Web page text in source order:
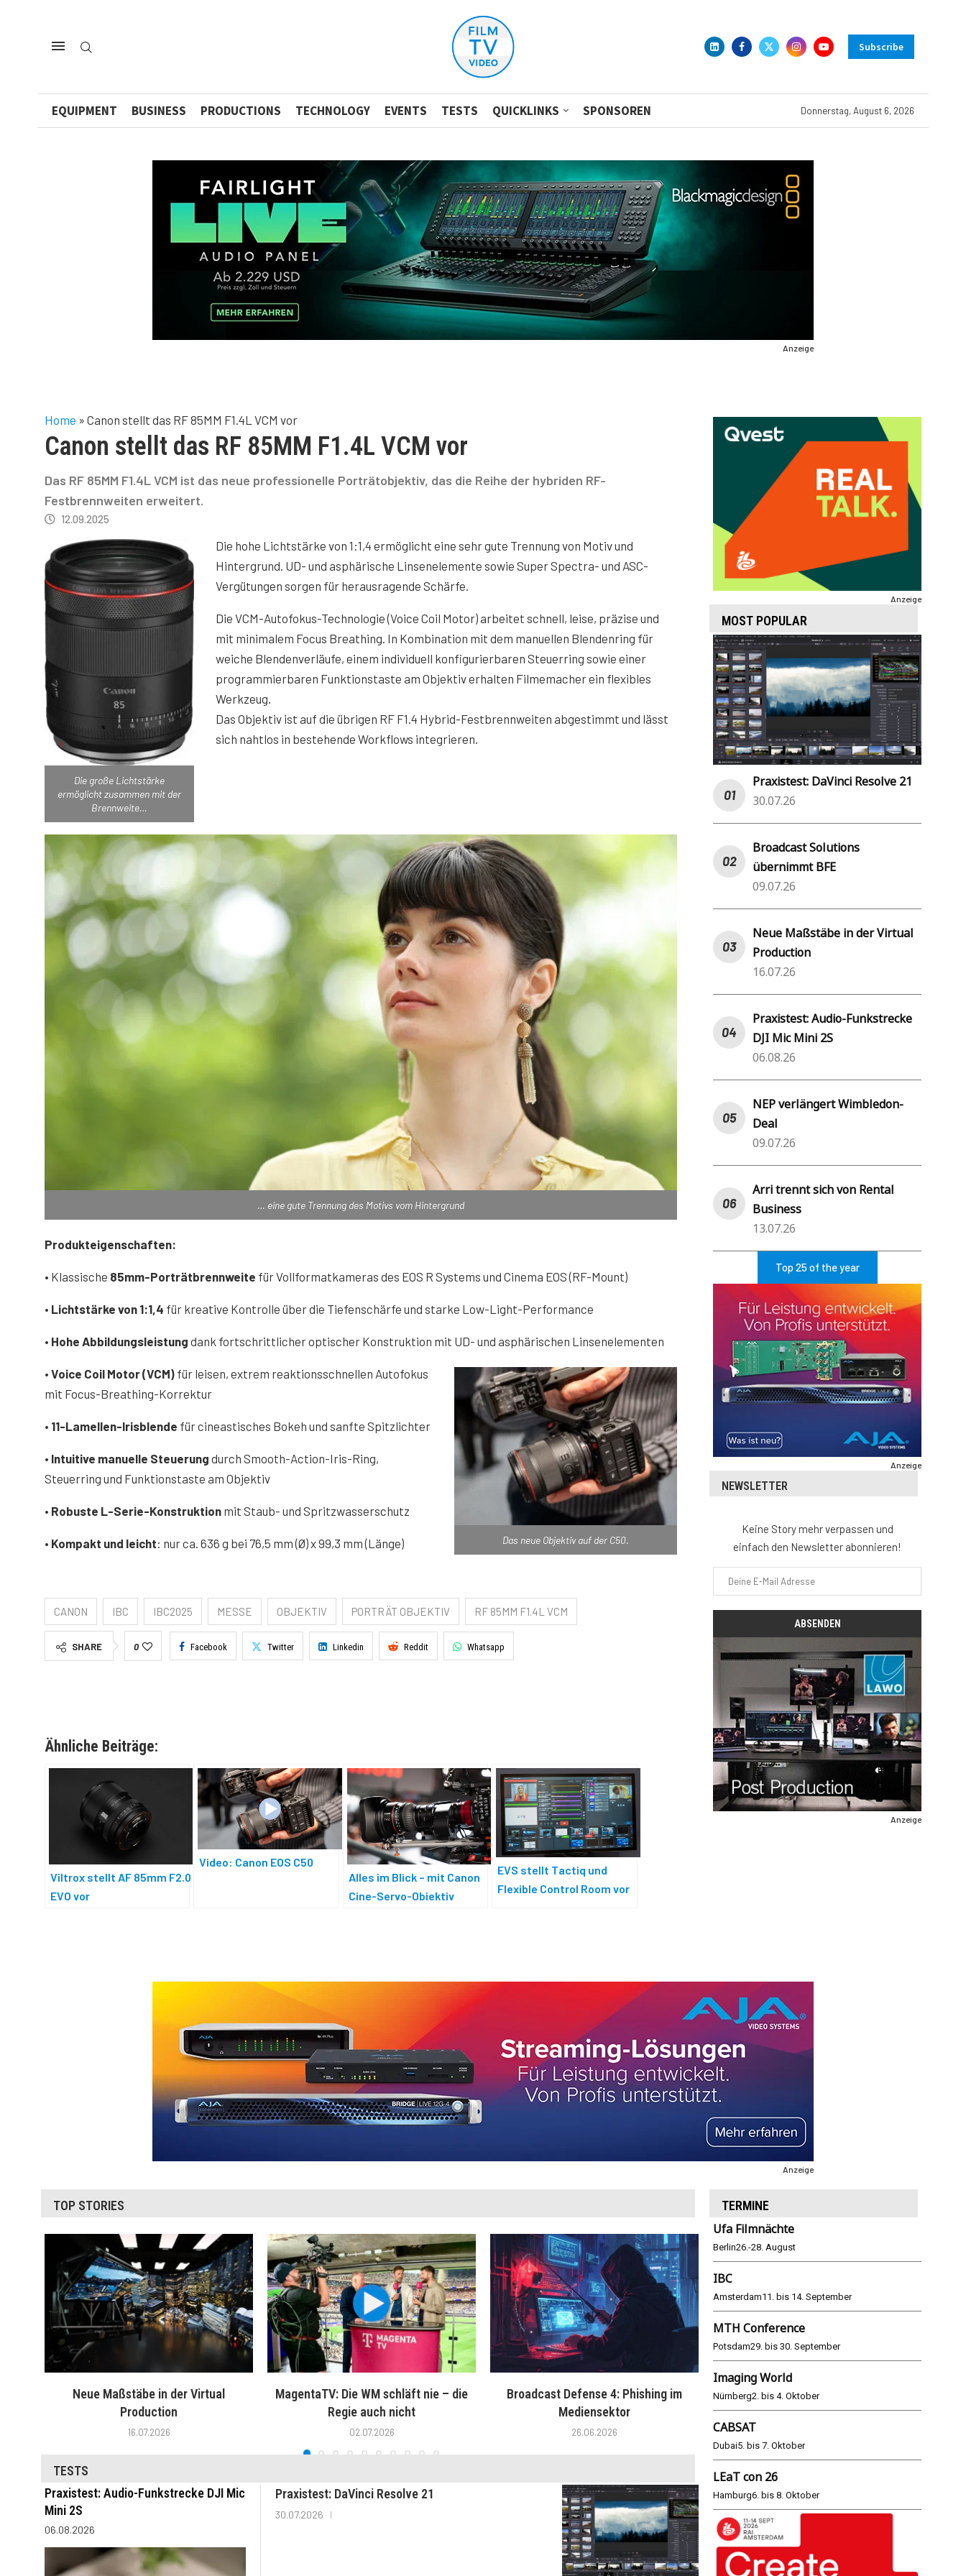
Subscribe
EQUIPMENT BUSINESS PRODUCTIONS TECHNOLOGY EVENTS TESTS QUICKLINKS SPONSOREN Donnerstag, August 6, 2026
Anzeige
Home » Canon stellt das RF 85MM F1.4L VCM vor
Canon stellt das RF 85MM F1.4L VCM vor
Das RF 85MM F1.4L VCM ist das neue professionelle Porträtobjektiv, das die Reihe der hybriden RF-
Festbrennweiten erweitert.
12.09.2025
Die große Lichtstärke
ermöglicht zusammen mit der
Brennweite…
Die hohe Lichtstärke von 1:1,4 ermöglicht eine sehr gute Trennung von Motiv und
Hintergrund. UD- und asphärische Linsenelemente sowie Super Spectra- und ASC-
Vergütungen sorgen für herausragende Schärfe.
Die VCM-Autofokus-Technologie (Voice Coil Motor) arbeitet schnell, leise, präzise und
mit minimalem Focus Breathing. In Kombination mit dem manuellen Blendenring für
weiche Blendenverläufe, einem individuell konfigurierbaren Steuerring sowie einer
programmierbaren Funktionstaste am Objektiv erhalten Filmemacher ein flexibles
Werkzeug.
Das Objektiv ist auf die übrigen RF F1.4 Hybrid-Festbrennweiten abgestimmt und lässt
sich nahtlos in bestehende Workflows integrieren.
… eine gute Trennung des Motivs vom Hintergrund
Produkteigenschaften:
• Klassische 85mm-Porträtbrennweite für Vollformatkameras des EOS R Systems und Cinema EOS (RF-Mount)
• Lichtstärke von 1:1,4 für kreative Kontrolle über die Tiefenschärfe und starke Low-Light-Performance
• Hohe Abbildungsleistung dank fortschrittlicher optischer Konstruktion mit UD- und asphärischen Linsenelementen
Das neue Objektiv auf der C50.
• Voice Coil Motor (VCM) für leisen, extrem reaktionsschnellen Autofokus
mit Focus-Breathing-Korrektur
• 11-Lamellen-Irisblende für cineastisches Bokeh und sanfte Spitzlichter
• Intuitive manuelle Steuerung durch Smooth-Action-Iris-Ring,
Steuerring und Funktionstaste am Objektiv
• Robuste L-Serie-Konstruktion mit Staub- und Spritzwasserschutz
• Kompakt und leicht: nur ca. 636 g bei 76,5 mm (Ø) x 99,3 mm (Länge)
CANON IBC IBC2025 MESSE OBJEKTIV PORTRÄT OBJEKTIV RF 85MM F1.4L VCM
SHARE 0 Facebook Twitter Linkedin Reddit Whatsapp
Ähnliche Beiträge:
Viltrox stellt AF 85mm F2.0
EVO vor
Video: Canon EOS C50
Alles im Blick – mit Canon
Cine-Servo-Objektiv
EVS stellt Tactiq und
Flexible Control Room vor
Anzeige
MOST POPULAR
Praxistest: DaVinci Resolve 21
30.07.26
Broadcast Solutions
übernimmt BFE
09.07.26
Neue Maßstäbe in der Virtual
Production
16.07.26
Praxistest: Audio-Funkstrecke
DJI Mic Mini 2S
06.08.26
NEP verlängert Wimbledon-
Deal
09.07.26
Arri trennt sich von Rental
Business
13.07.26
Top 25 of the year
Anzeige
NEWSLETTER
Keine Story mehr verpassen und
einfach den Newsletter abonnieren!
Anzeige
Anzeige
TOP STORIES
Neue Maßstäbe in der Virtual
Production
16.07.2026
MagentaTV: Die WM schläft nie – die
Regie auch nicht
02.07.2026
Broadcast Defense 4: Phishing im
Mediensektor
26.06.2026
WM 2026: ARD und ZDF im Remote-
Modus
TESTS
Praxistest: Audio-Funkstrecke DJI Mic
Mini 2S
06.08.2026
Praxistest: DaVinci Resolve 21
30.07.2026
TERMINE
Ufa Filmnächte
Berlin26.-28. August
IBC
Amsterdam11. bis 14. September
MTH Conference
Potsdam29. bis 30. September
Imaging World
Nürnberg2. bis 4. Oktober
CABSAT
Dubai5. bis 7. Oktober
LEaT con 26
Hamburg6. bis 8. Oktober